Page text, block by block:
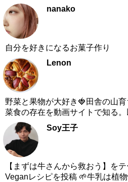
nanako
自分を好きになるお菓子作り
Lenon
野菜と果物が大好き🍓田舎の山
菜食の存在を動画サイトで知る。
Soy王子
【まずは牛さんから救おう】を
Veganレシピを投稿 🌱牛乳は植